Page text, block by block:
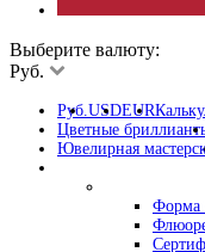
Выберите валюту:
Руб.
Руб.USDEUR
Цветные
Ювелирная
Форма